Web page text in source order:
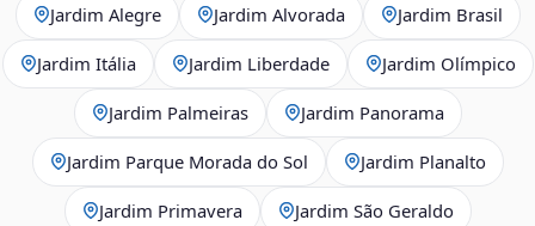
Jardim Alegre Jardim Alvorada Jardim Brasil
Jardim Itália Jardim Liberdade Jardim Olímpico
Jardim Palmeiras Jardim Panorama
Jardim Parque Morada do Sol Jardim Planalto
Jardim Primavera Jardim São Geraldo